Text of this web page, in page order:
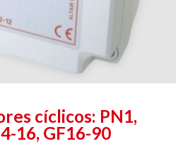
cíclicos: PN1,
16, GF16-90